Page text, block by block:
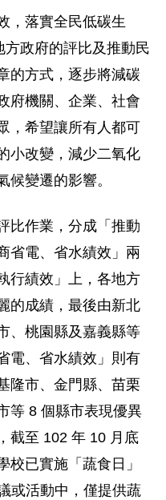
，落實全民低碳生
政府的評比及推動民
的方式，逐步將減碳
府機關、企業、社會
，希望讓所有人都可
小改變，減少二氧化
候變遷的影響。
比作業，分成「推動
省電、省水績效」兩
行績效」上，各地方
的成績，最後由新北
、桃園縣及嘉義縣等
電、省水績效」則有
隆市、金門縣、苗栗
等 8 個縣市表現優異
截至 102 年 10 月底
校已實施「蔬食日」
或活動中，僅提供蔬